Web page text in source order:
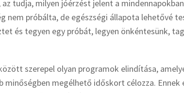
tudja, milyen jóérzést jelent a
nem próbálta, de egészségi állapota lehetővé
és tegyen egy próbát, legyen önkéntesünk,
szerepel olyan programok elindítása,
minőségben megélhető időskort célozza. Ennek